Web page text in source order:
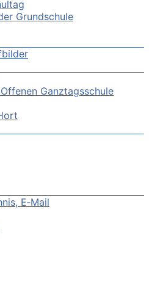
Grundschule
Ganztagsschule
E‑Mail